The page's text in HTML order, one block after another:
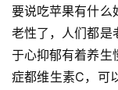
要说吃苹果有什么
老性了，人们都是
于心抑郁有着养生
症都维生素C，可